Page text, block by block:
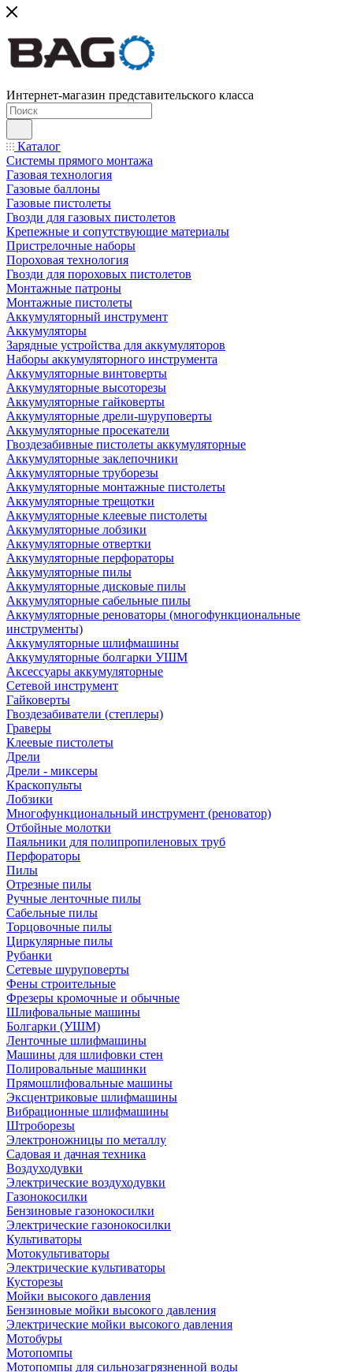
Интернет-магазин представительского класса
Каталог
Системы прямого монтажа
Газовая технология
Газовые баллоны
Газовые пистолеты
Гвозди для газовых пистолетов
Крепежные и сопутствующие материалы
Пристрелочные наборы
Пороховая технология
Гвозди для пороховых пистолетов
Монтажные патроны
Монтажные пистолеты
Аккумуляторный инструмент
Аккумуляторы
Зарядные устройства для аккумуляторов
Наборы аккумуляторного инструмента
Аккумуляторные винтоверты
Аккумуляторные высоторезы
Аккумуляторные гайковерты
Аккумуляторные дрели-шуруповерты
Аккумуляторные просекатели
Гвоздезабивные пистолеты аккумуляторные
Аккумуляторные заклепочники
Аккумуляторные труборезы
Аккумуляторные монтажные пистолеты
Аккумуляторные трещотки
Аккумуляторные клеевые пистолеты
Аккумуляторные лобзики
Аккумуляторные отвертки
Аккумуляторные перфораторы
Аккумуляторные пилы
Аккумуляторные дисковые пилы
Аккумуляторные сабельные пилы
Аккумуляторные реноваторы (многофункциональные
инструменты)
Аккумуляторные шлифмашины
Аккумуляторные болгарки УШМ
Аксессуары аккумуляторные
Сетевой инструмент
Гайковерты
Гвоздезабиватели (степлеры)
Граверы
Клеевые пистолеты
Дрели
Дрели - миксеры
Краскопульты
Лобзики
Многофункциональный инструмент (реноватор)
Отбойные молотки
Паяльники для полипропиленовых труб
Перфораторы
Пилы
Отрезные пилы
Ручные ленточные пилы
Сабельные пилы
Торцовочные пилы
Циркулярные пилы
Рубанки
Сетевые шуруповерты
Фены строительные
Фрезеры кромочные и обычные
Шлифовальные машины
Болгарки (УШМ)
Ленточные шлифмашины
Машины для шлифовки стен
Полировальные машинки
Прямошлифовальные машины
Эксцентриковые шлифмашины
Вибрационные шлифмашины
Штроборезы
Электроножницы по металлу
Садовая и дачная техника
Воздуходувки
Электрические воздуходувки
Газонокосилки
Бензиновые газонокосилки
Электрические газонокосилки
Культиваторы
Мотокультиваторы
Электрические культиваторы
Кусторезы
Мойки высокого давления
Бензиновые мойки высокого давления
Электрические мойки высокого давления
Мотобуры
Мотопомпы
Мотопомпы для сильнозагрязненной воды